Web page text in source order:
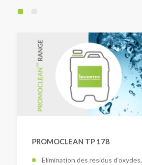
PROMOCLEAN TP 178
Elimination des residus d’oxydes,